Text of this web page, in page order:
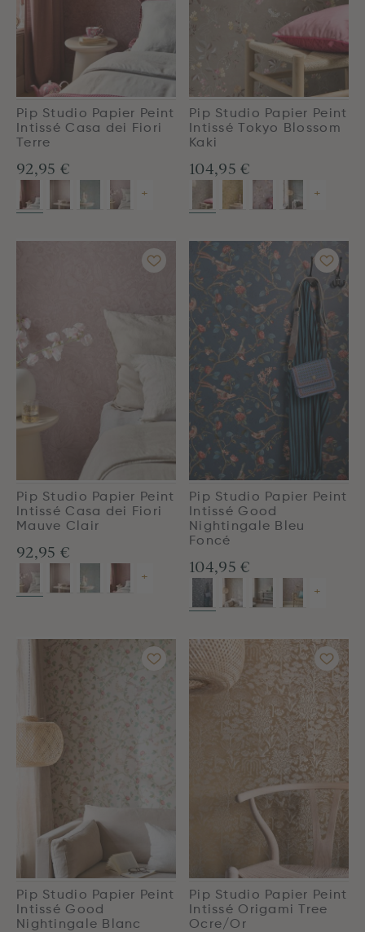
Pip Studio Papier Peint
Intissé Casa dei Fiori
Terre
92,95 €
+
Pip Studio Papier Peint
Intissé Tokyo Blossom
Kaki
104,95 €
+
Pip Studio Papier Peint
Intissé Casa dei Fiori
Mauve Clair
92,95 €
+
Pip Studio Papier Peint
Intissé Good
Nightingale Bleu
Foncé
104,95 €
+
Pip Studio Papier Peint
Intissé Good
Nightingale Blanc
Pip Studio Papier Peint
Intissé Origami Tree
Ocre/Or